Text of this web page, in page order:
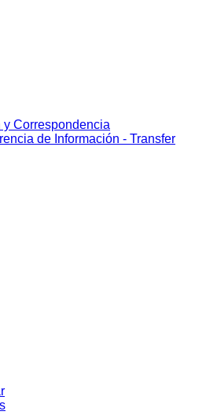
y Correspondencia
de Información - Transfer